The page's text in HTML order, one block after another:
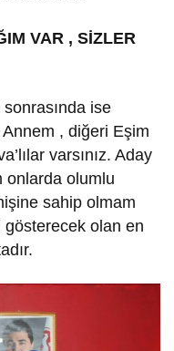
VAR , SİZLER
ise
, diğeri Eşim
varsınız. Aday
onlarda olumlu
sahip olmam
olan en